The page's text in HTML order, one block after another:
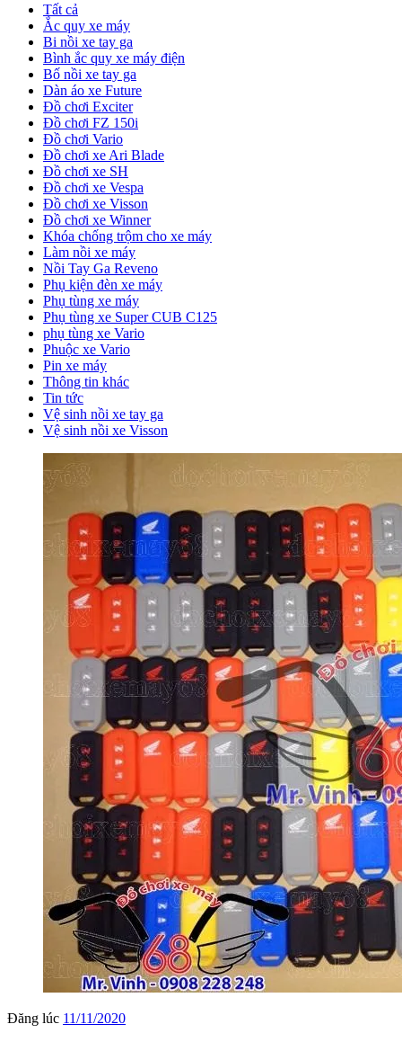
Tất cả
Ắc quy xe máy
Bi nồi xe tay ga
Bình ắc quy xe máy điện
Bố nồi xe tay ga
Dàn áo xe Future
Đồ chơi Exciter
Đồ chơi FZ 150i
Đồ chơi Vario
Đồ chơi xe Ari Blade
Đồ chơi xe SH
Đồ chơi xe Vespa
Đồ chơi xe Visson
Đồ chơi xe Winner
Khóa chống trộm cho xe máy
Làm nồi xe máy
Nồi Tay Ga Reveno
Phụ kiện đèn xe máy
Phụ tùng xe máy
Phụ tùng xe Super CUB C125
phụ tùng xe Vario
Phuộc xe Vario
Pin xe máy
Thông tin khác
Tin tức
Vệ sinh nồi xe tay ga
Vệ sinh nồi xe Visson
Đăng lúc 11/11/2020